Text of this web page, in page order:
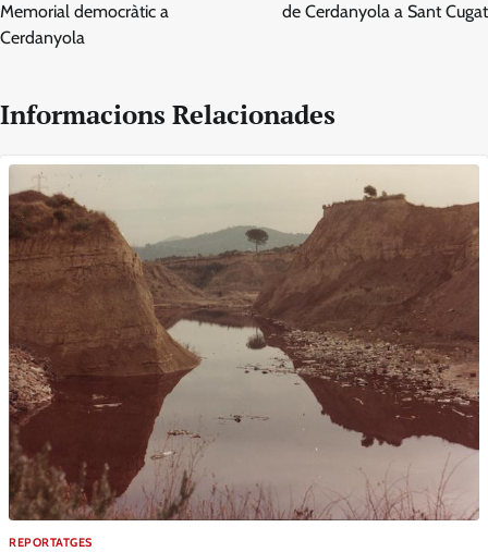
Memorial democràtic a
Cerdanyola
de Cerdanyola a Sant Cugat
Informacions Relacionades
REPORTATGES